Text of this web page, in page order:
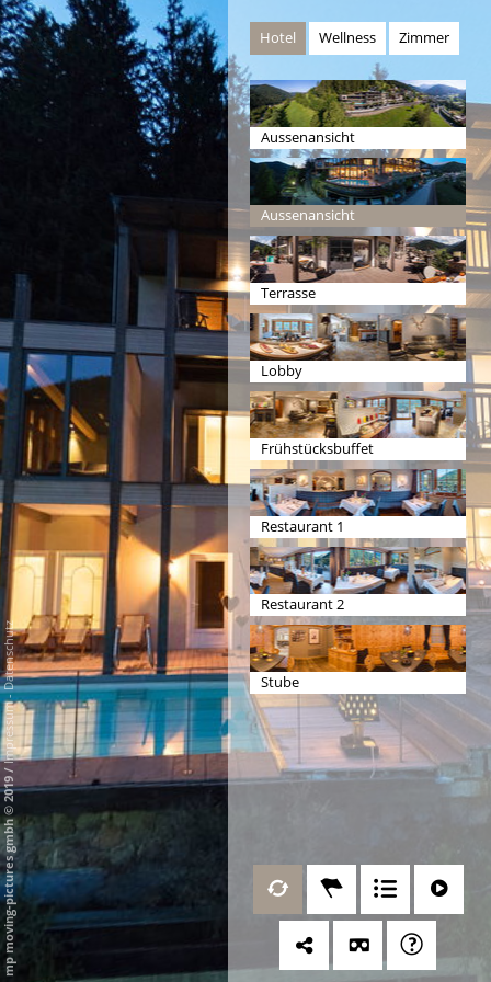
Hotel Wellness Zimmer
Aussenansicht
Aussenansicht
Terrasse
Lobby
Frühstücksbuffet
Restaurant 1
Restaurant 2
Stube
mp moving-pictures gmbh © 2019
/
Impressum
-
Datenschutz